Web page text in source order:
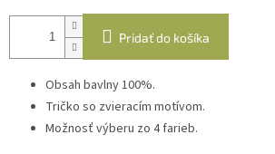
Pridať do košíka
Obsah bavlny 100%.
Tričko so zvieracím motívom.
Možnosť výberu zo 4 farieb.